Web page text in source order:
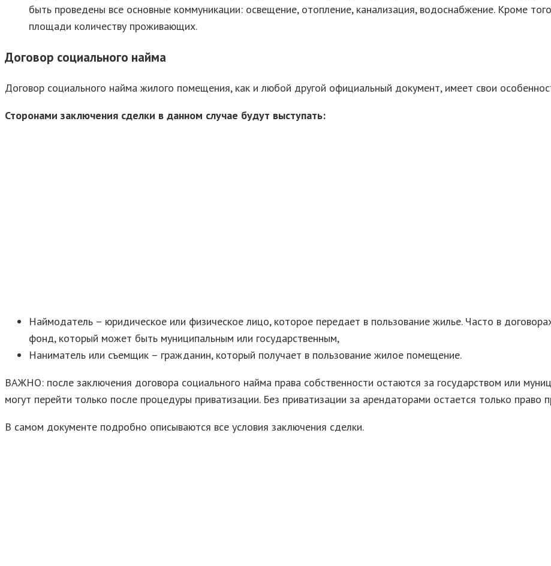
быть проведены все основные коммуникации: освещение, отопление, канализация, водоснабжение. Кроме
площади количеству проживающих.
Договор социального найма
Договор социального найма жилого помещения, как и любой другой официальный документ, имеет свои
Сторонами заключения сделки в данном случае будут выступать:
Наймодатель – юридическое или физическое лицо, которое передает в пользование жилье. Часто в
фонд, который может быть муниципальным или государственным,
Наниматель или съемщик – гражданин, который получает в пользование жилое помещение.
ВАЖНО: после заключения договора социального найма права собственности остаются за государством или
могут перейти только после процедуры приватизации. Без приватизации за арендаторами остается только право
В самом документе подробно описываются все условия заключения сделки.